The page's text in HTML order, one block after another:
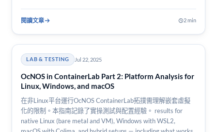
閱讀文章 2 min
LAB & TESTING Jul 22, 2025
OcNOS in ContainerLab Part 2: Platform Analysis for
Linux, Windows, and macOS
在非Linux平台運行OcNOS ContainerLab拓撲需理解嵌套虛擬
化的限制。本指南記錄了實操測試與配置經驗。 results for
native Linux (bare metal and VM), Windows with WSL2,